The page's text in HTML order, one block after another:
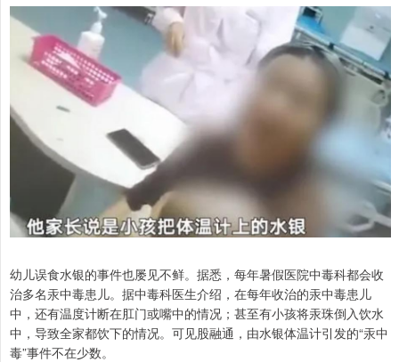
幼儿误食水银的事件也屡见不鲜。据悉，每年暑假医院中毒科都会收
治多名汞中毒患儿。据中毒科医生介绍，在每年收治的汞中毒患儿
中，还有温度计断在肛门或嘴中的情况；甚至有小孩将汞珠倒入饮水
中，导致全家都饮下的情况。可见股融通，由水银体温计引发的“汞中
毒”事件不在少数。